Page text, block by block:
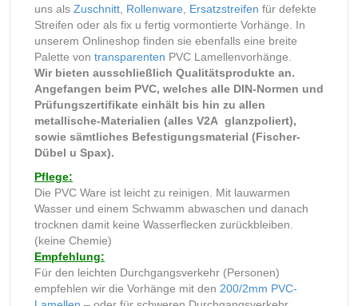
uns als Zuschnitt Rollenware Ersatzstreifen für defekte
Streifen oder als fix u fertig vormontierte Vorhänge. In
unserem Onlineshop finden sie ebenfalls eine breite
Palette von transparenten PVC Lamellenvorhänge.
Wir bieten ausschließlich Qualitätsprodukte an.
Angefangen beim PVC, welches alle DIN-Normen und
Prüfungszertifikate einhält bis hin zu allen
metallische-Materialien (alles V2A glanzpoliert),
sowie sämtliches Befestigungsmaterial (Fischer-
Dübel u Spax).
Pflege:
Die PVC Ware ist leicht zu reinigen. Mit lauwarmen
Wasser und einem Schwamm abwaschen und danach
trocknen damit keine Wasserflecken zurückbleiben.
(keine Chemie)
Empfehlung:
Für den leichten Durchgangsverkehr (Personen)
empfehlen wir die Vorhänge mit den 200/2mm PVC-